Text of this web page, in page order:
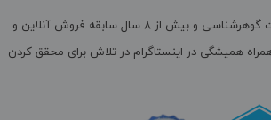
باحضور گوهرشناسان و تجهیزات گوهرشناسی و بیش از ۸ سال سابقه فروش آنلاین و
بیش از ۱۲۰ هزار همراه همیشگی در اینستاگرام در تلاش برای محقق کردن